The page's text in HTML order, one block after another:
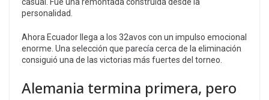
personalidad.
Ahora Ecuador llega a los 32avos con un impulso emocional
enorme. Una selección que parecía cerca de la eliminación
consiguió una de las victorias más fuertes del torneo.
Alemania termina primera, pero